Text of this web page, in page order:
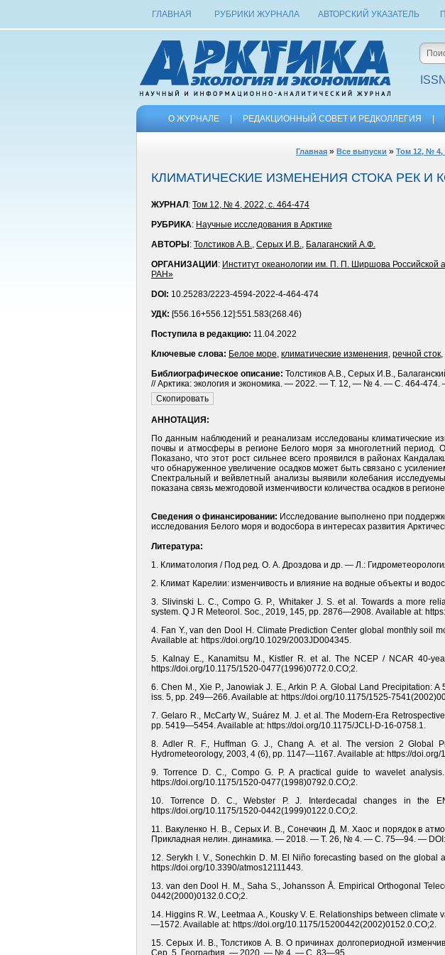
ГЛАВНАЯ РУБРИКИ ЖУРНАЛА АВТОРСКИЙ УКАЗАТЕЛЬ
О ЖУРНАЛЕ РЕДАКЦИОННЫЙ СОВЕТ И РЕДКОЛЛЕГИЯ
Главная » Все выпуски » Том 12, № 4,
КЛИМАТИЧЕСКИЕ ИЗМЕНЕНИЯ СТОКА РЕК И
ЖУРНАЛ : Том 12, № 4, 2022, с. 464-474
РУБРИКА: Научные исследования в Арктике
АВТОРЫ : Толстиков А.В., Серых И.В., Балаганский А.Ф.
ОРГАНИЗАЦИИ : Институт океанологии им. П. П. Ширшова Российской
РАН»
DOI: 10.25283/2223-4594-2022-4-464-474
УДК: [556.16+556.12]:551.583(268.46)
Поступила в редакцию: 11.04.2022
Ключевые слова: Белое море, климатические изменения, речной сток,
Библиографическое описание: Толстиков А.В., Серых И.В.,
// Арктика: экология и экономика. — 2022. — Т. 12, — № 4. — С. 464-
АННОТАЦИЯ:
По данным наблюдений и реанализам исследованы климатические
почвы и атмосферы в регионе Белого моря за многолетний период.
Показано, что этот рост сильнее всего проявился в районах
что обнаруженное увеличение осадков может быть связано с
Спектральный и вейвлетный анализы выявили колебания
показана связь межгодовой изменчивости количества осадков в
Сведения о финансировании: Исследование выполнено при
исследования Белого моря и водосбора в интересах развития
Литература:
1. Климатология / Под ред. О. А. Дроздова и др. — Л.:
2. Климат Карелии: изменчивость и влияние на водные объекты и
3. Slivinski L. C., Compo G. P., Whitaker J. S. et al. Towards a more
system. Q J R Meteorol. Soc., 2019, 145, pp. 2876—2908. Available at:
4. Fan Y., van den Dool H. Climate Prediction Center global monthly soil
Available at: https://doi.org/10.1029/2003JD004345.
5. Kalnay E., Kanamitsu M., Kistler R. et al. The NCEP / NCAR 40-
https://doi.org/10.1175/1520-0477(1996)0772.0.CO;2.
6. Chen M., Xie P., Janowiak J. E., Arkin P. A. Global Land Precipitation:
iss. 5, pp. 249—266. Available at: https://doi.org/10.1175/1525-
7. Gelaro R., McCarty W., Suárez M. J. et al. The Modern-Era
pp. 5419—5454. Available at: https://doi.org/10.1175/JCLI-D-16-0758.1.
8. Adler R. F., Huffman G. J., Chang A. et al. The version 2 Global
Hydrometeorology, 2003, 4 (6), pp. 1147—1167. Available at: https://
9. Torrence D. C., Compo G. P. A practical guide to wavelet
https://doi.org/10.1175/1520-0477(1998)0792.0.CO;2.
10. Torrence D. C., Webster P. J. Interdecadal changes in the
https://doi.org/10.1175/1520-0442(1999)0122.0.CO;2.
11. Вакуленко Н. В., Серых И. В., Сонечкин Д. М. Хаос и порядок в
Прикладная нелин. динамика. — 2018. — Т. 26, № 4. — С. 75—94. —
12. Serykh I. V., Sonechkin D. M. El Niño forecasting based on the
https://doi.org/10.3390/atmos12111443.
13. van den Dool H. M., Saha S., Johansson Å. Empirical Orthogonal
0442(2000)0132.0.CO;2.
14. Higgins R. W., Leetmaa A., Kousky V. E. Relationships between
—1572. Available at: https://doi.org/10.1175/15200442(2002)0152.0.CO;2.
15. Серых И. В., Толстиков А. В. О причинах долгопериодной
Сер. 5. География. — 2020. — № 4. — С. 83—95.